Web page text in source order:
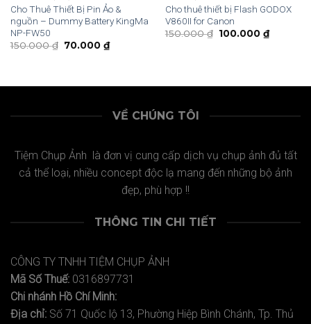
Cho Thuê Thiết Bị Pin Ảo &
nguồn – Dummy Battery KingMa
NP-FW50
150.000₫ 70.000 ₫
Cho thuê thiết bị Flash GODOX
V860II for Canon
150.000₫ 100.000 ₫
VỀ CHÚNG TÔI
Tiệm Chụp Ảnh là đơn vị cung cấp dịch vụ chụp ảnh đủ tất
cả thể loại, nhiều concept độc lạ mang đến những bộ ảnh
đẹp, phù hợp !!
THÔNG TIN CHI TIẾT
CÔNG TY TNHH TIỆM CHỤP ẢNH
Mã Số Thuế: 0316897731
Chi nhánh Hồ Chí Minh:
Địa chỉ: Số 71 Quốc lộ 13, Phường Hiệp Bình Chánh, Tp. Thủ